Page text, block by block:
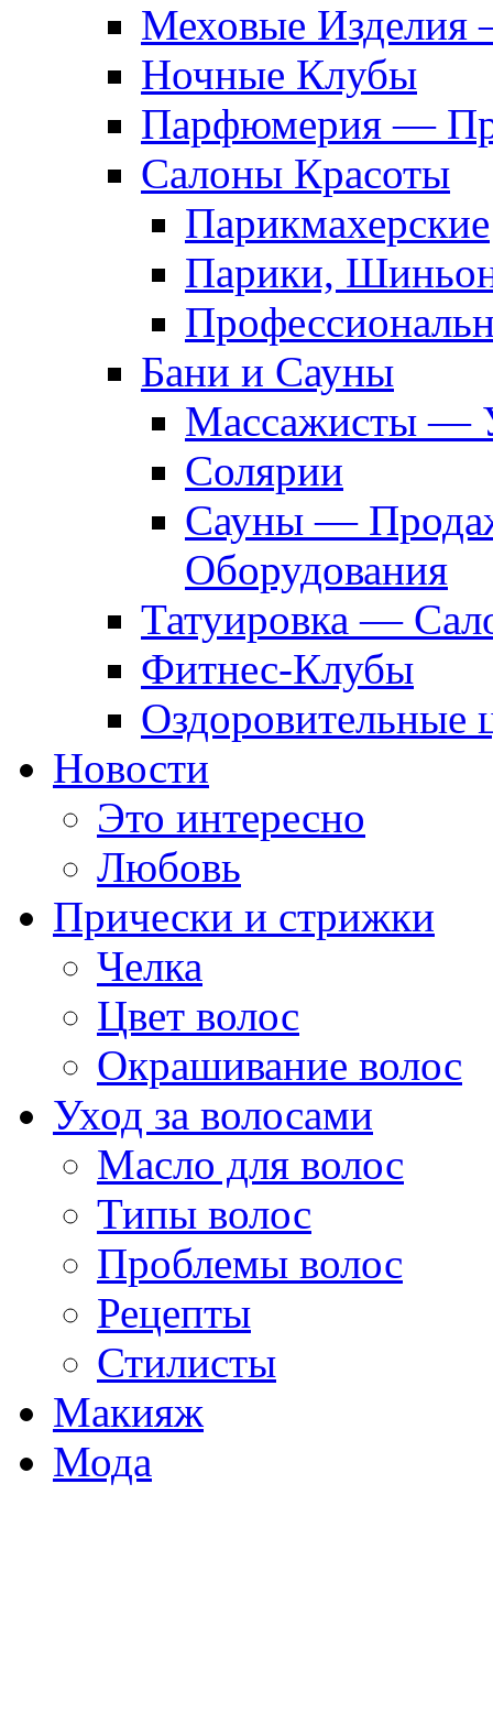
Меховые Изделия
Ночные Клубы
Парфюмерия —
Салоны Красоты
Парикмахерские
Парики,
Бани и Сауны
Массажисты —
Солярии
Сауны —
Оборудования
Татуировка —
Фитнес-Клубы
Оздоровительные
Новости
Это интересно
Любовь
Прически и стрижки
Челка
Цвет волос
Окрашивание волос
Уход за волосами
Масло для волос
Типы волос
Проблемы волос
Рецепты
Стилисты
Макияж
Мода